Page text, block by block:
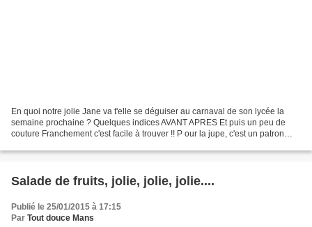
En quoi notre jolie Jane va t'elle se déguiser au carnaval de son lycée la
semaine prochaine ? Quelques indices AVANT APRES Et puis un peu de
couture Franchement c'est facile à trouver !! P our la jupe, c'est un patron
Salade de fruits, jolie, jolie, jolie....
Publié le 25/01/2015 à 17:15
Par Tout douce Mans